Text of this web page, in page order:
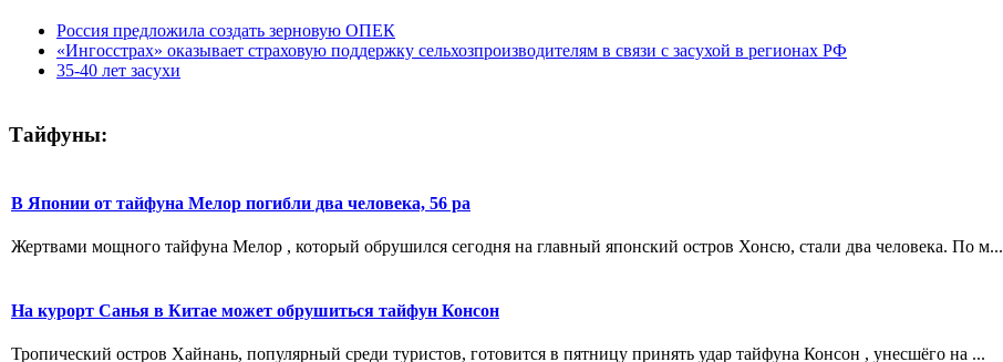
Россия предложила создать зерновую ОПЕК
«Ингосстрах» оказывает страховую поддержку сельхозпроизводителям в связи с засухой в регионах РФ
35-40 лет засухи
Тайфуны:
В Японии от тайфуна Мелор погибли два человека, 56 ра
Жертвами мощного тайфуна Мелор , который обрушился сегодня на главный японский остров Хонсю, стали два человека. По м...
На курорт Санья в Китае может обрушиться тайфун Консон
Тропический остров Хайнань, популярный среди туристов, готовится в пятницу принять удар тайфуна Консон , унесшёго на ...